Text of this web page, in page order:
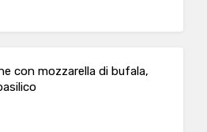
con mozzarella di bufala,